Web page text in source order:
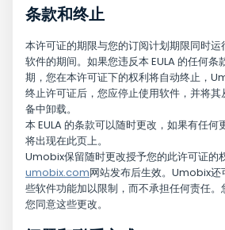
条款和终止
本许可证的期限与您的订阅计划期限同时
软件的期间。如果您违反本 EULA 的任何条
期，您在本许可证下的权利将自动终止，
终止许可证后，您应停止使用软件，并将
备中卸载。
本 EULA 的条款可以随时更改，如果有任何
将出现在此页上。
Umobix保留随时更改授予您的此许可证的
umobix.com网站发布后生效。Umobix还
些软件功能加以限制，而不承担任何责任
您同意这些更改。